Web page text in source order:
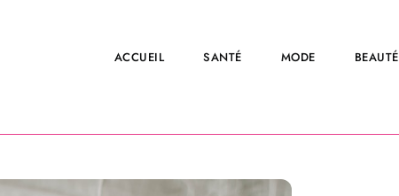
ACCUEIL SANTÉ MODE BEAUTÉ